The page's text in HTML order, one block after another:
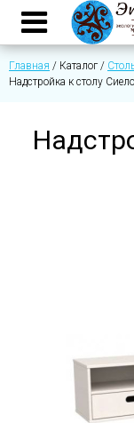
Главная / Каталог /
Надстройка к столу